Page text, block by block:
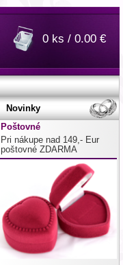
0 ks / 0.00 €
Novinky
Poštovné
Pri nákupe nad 149,- Eur
poštovné ZDARMA